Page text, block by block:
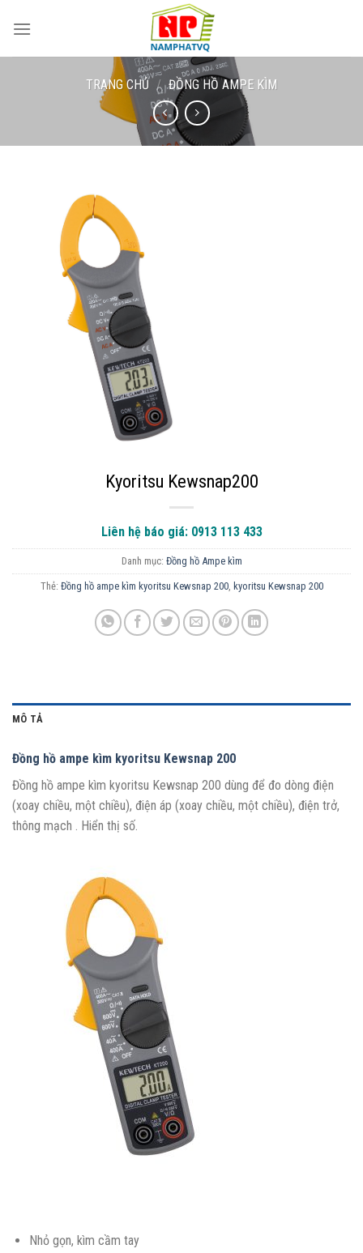
TRANG CHỦ / ĐỒNG HỒ AMPE KÌM
Kyoritsu Kewsnap200
Liên hệ báo giá: 0913 113 433
Danh mục: Đồng hồ Ampe kìm
Thẻ: Đồng hồ ampe kìm kyoritsu Kewsnap 200, kyoritsu Kewsnap 200
MÔ TẢ
Đồng hồ ampe kìm kyoritsu Kewsnap 200
Đồng hồ ampe kìm kyoritsu Kewsnap 200 dùng để đo dòng điện
(xoay chiều, một chiều), điện áp (xoay chiều, một chiều), điện trở,
thông mạch . Hiển thị số.
Nhỏ gọn, kìm cầm tay